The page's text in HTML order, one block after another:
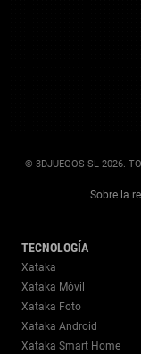
© 3DJUEGOS SL 2026.
Sobre la
TECNOLOGÍA
Xataka
Xataka Móvil
Xataka Foto
Xataka Android
Xataka Smart Home